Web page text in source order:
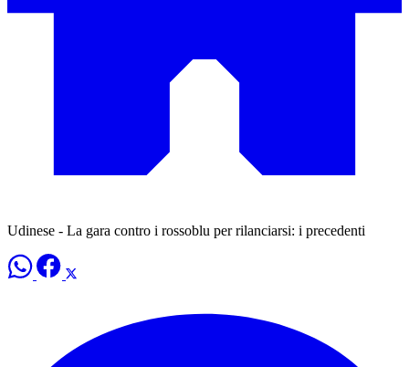
Udinese - La gara contro i rossoblu per rilanciarsi: i precedenti